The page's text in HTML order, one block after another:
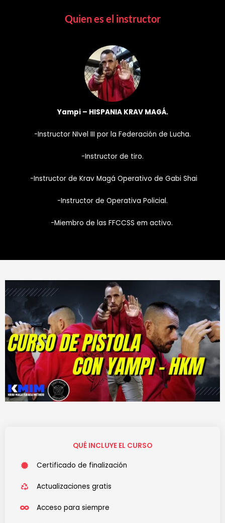
Quien es el instructor
Yampi – HISPANIA KRAV MAGÁ.
-Instructor NIvel III por la Federación de Lucha.
-Instructor de tiro.
-Instructor de Krav Magá Operativo de Gabi Shai
-Instructor de Operativa Policial.
-Miembro de las FFCCSS em activo.
QUÉ INCLUYE EL CURSO
Certificado de finalización
Actualizaciones gratis
Acceso para siempre